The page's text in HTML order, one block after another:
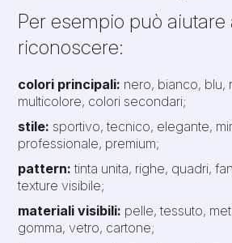
Per esempio può aiutare
riconoscere:
colori principali: nero, bianco, blu,
multicolore, colori secondari;
stile: sportivo, tecnico, elegante,
professionale, premium;
pattern: tinta unita, righe, quadri,
texture visibile;
materiali visibili: pelle, tessuto,
gomma, vetro, cartone;